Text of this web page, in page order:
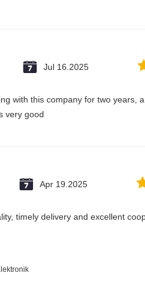
Jul 16.2025
with this company for two years,
very good
Apr 19.2025
timely delivery and excellent